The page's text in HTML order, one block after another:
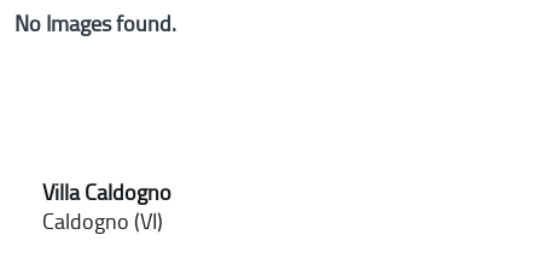
No Images found.
Villa Caldogno
Caldogno (VI)